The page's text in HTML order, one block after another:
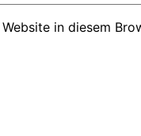
in diesem